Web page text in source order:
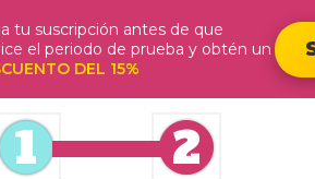
tu suscripción antes de que
el periodo de prueba y obtén un
DEL 15%
1 2